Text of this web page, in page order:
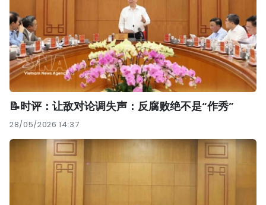
📝时评：让敌对论调失声：反腐败绝不是“作秀”
28/05/2026 14:37